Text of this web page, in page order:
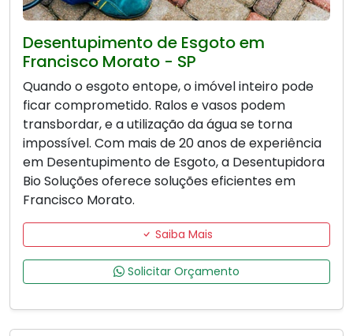
Desentupimento de Esgoto em
Francisco Morato - SP
Quando o esgoto entope, o imóvel inteiro pode
ficar comprometido. Ralos e vasos podem
transbordar, e a utilização da água se torna
impossível. Com mais de 20 anos de experiência
em Desentupimento de Esgoto, a Desentupidora
Bio Soluções oferece soluções eficientes em
Francisco Morato.
Saiba Mais
Solicitar Orçamento